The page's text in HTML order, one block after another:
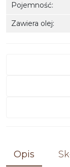
Pojemność:
Zawiera olej:
Opis